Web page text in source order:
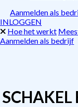
Aanmelden als
INLOGGEN
Hoe het werkt
Aanmelden als bedrijf
SCHAKEL